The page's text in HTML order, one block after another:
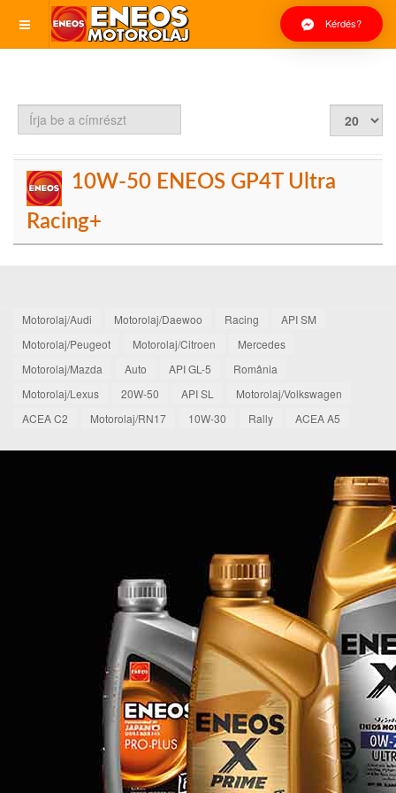
Kérdés?
Írja
a
10W-50 ENEOS GP4T Ultra
Racing+
Motorolaj/Audi Motorolaj/Daewoo Racing
API SM
Motorolaj/Peugeot
Motorolaj/Citroen
Mercedes
Motorolaj/Mazda
Auto API GL-5
România
Motorolaj/Lexus
20W-50 API SL
Motorolaj/Volkswagen
ACEA C2
Motorolaj/RN17 10W-30 Rally ACEA A5